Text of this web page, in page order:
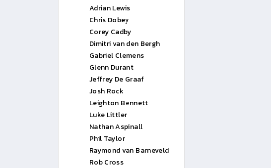
Adrian Lewis
Chris Dobey
Corey Cadby
Dimitri van den Bergh
Gabriel Clemens
Glenn Durant
Jeffrey De Graaf
Josh Rock
Leighton Bennett
Luke Littler
Nathan Aspinall
Phil Taylor
Raymond van Barneveld
Rob Cross